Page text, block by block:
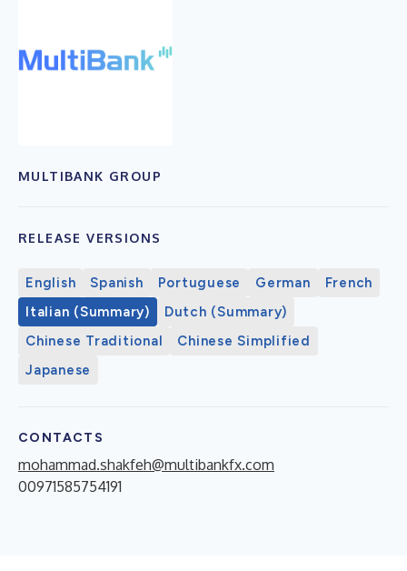
MULTIBANK GROUP
RELEASE VERSIONS
English Spanish Portuguese German
French
Italian (Summary)
Dutch (Summary)
Chinese Traditional
Chinese Simplified
Japanese
CONTACTS
mohammad.shakfeh@multibankfx.com
00971585754191